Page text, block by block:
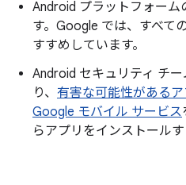
Android プラットフォー
す。Google では、すべて
すすめしています。
Android セキュリティ チー
り、 有害な可能性があるア
Google モバイル サービス
らアプリをインストール